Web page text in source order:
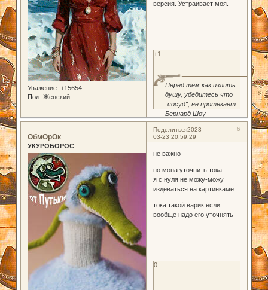
Уважение: +15654
Пол: Женский
версия. Устраивает моя.
Перед тем как излить
душу, убедитесь что
"сосуд", не протекает.
Бернард Шоу
+1
Поделиться 6
2023-
03-23 20:59:29
ОбмОрОк
УКУРОБОРОС
не важно
но мона уточнить тока
я с нуля не можу-можу
издеваться на картинкаме
тока такой варик если
вообще надо его уточнять
0